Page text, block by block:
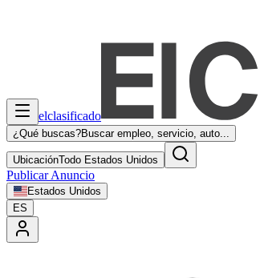
elclasificado
¿Qué buscas?Buscar empleo, servicio, auto...
UbicaciónTodo Estados Unidos
Publicar Anuncio
Estados Unidos
ES